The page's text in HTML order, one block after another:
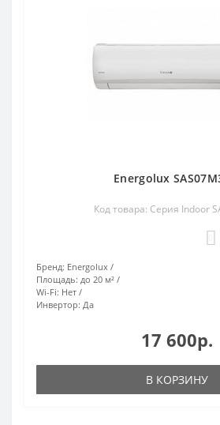
Energolux
Код товара: Серия Indoor
Бренд: Energolux
Площадь: до 20 м²
Wi-Fi: Нет
Инвертор: Да
17 600р.
В КОРЗИНУ